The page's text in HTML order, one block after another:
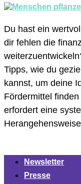
Du hast ein
dir fehlen die
Tipps, wie du
kannst, um deine
Fördermittel
erfordert eine
Newsletter
Presse